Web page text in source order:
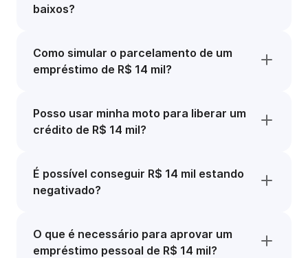
baixos?
Como simular o parcelamento de um
empréstimo de R$ 14 mil?
Posso usar minha moto para liberar um
crédito de R$ 14 mil?
É possível conseguir R$ 14 mil estando
negativado?
O que é necessário para aprovar um
empréstimo pessoal de R$ 14 mil?